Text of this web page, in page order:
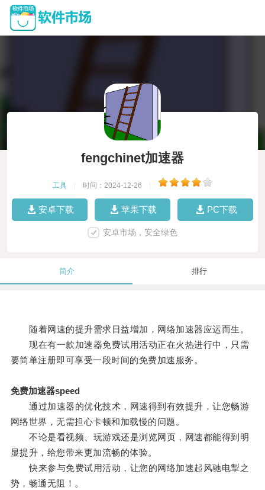
fengchinet加速器
工具 时间：2024-12-26
安卓下载 苹果下载 PC下载
安卓市场，安全绿色
简介 排行
随着网速的提升需求日益增加，网络加速器应运而生。
现在有一款加速器免费试用活动正在火热进行中，只需
要简单注册即可享受一段时间的免费加速服务。
免费加速器speed
通过加速器的优化技术，网速得到有效提升，让您畅游
网络世界，无需担心卡顿和加载慢的问题。
不论是看视频、玩游戏还是浏览网页，网速都能得到明
显提升，给您带来更加流畅的体验。
快来参与免费试用活动，让您的网络加速起风驰电掣之
势，畅通无阻！。